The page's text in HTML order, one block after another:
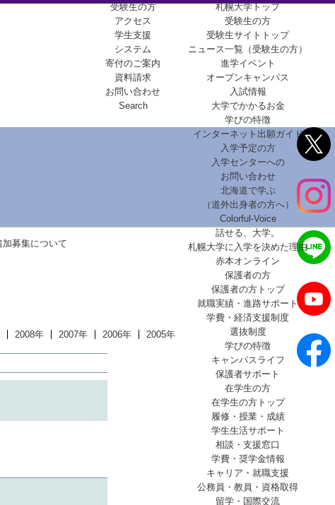
受験生の方
アクセス
学生支援
システム
寄付のご案内
資料請求
お問い合わせ
Search
札幌大学トップ
受験生の方
受験生サイトトップ
ニュース一覧（受験生の方）
進学イベント
オープンキャンパス
入試情報
大学でかかるお金
学びの特徴
インターネット出願ガイド
入学予定の方
入学センターへの
お問い合わせ
北海道で学ぶ
（道外出身者の方へ）
Colorful-Voice
話せる、大学。
札幌大学に入学を決めた理由
赤本オンライン
保護者の方
保護者の方トップ
就職実績・進路サポート
学費・経済支援制度
選抜制度
学びの特徴
キャンパスライフ
保護者サポート
在学生の方
在学生の方トップ
履修・授業・成績
学生生活サポート
相談・支援窓口
学費・奨学金情報
キャリア・就職支援
公務員・教員・資格取得
留学・国際交流
募集について
2008年 2007年 2006年 2005年